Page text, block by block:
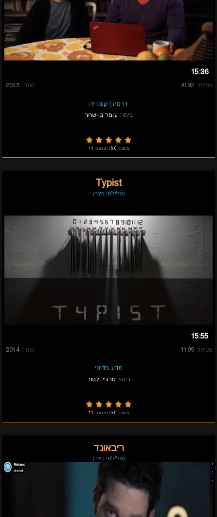
15:36
צפיות: 4192 שנה: 2013
דרמה | קומדיה
בימוי: עומר בן-שחר
ממוצע: 5.0
|הצבעות: 11
Typist
(עלילתי קצר)
15:55
צפיות: 1199 שנה: 2014
מדע בדיוני
בימוי: סרגיי ולסוב
ממוצע: 5.0
|הצבעות: 11
ריבאונד
(עלילתי קצר)